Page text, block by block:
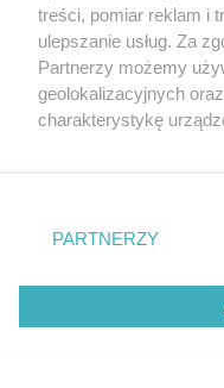
Żaden utwór zamieszczony
rozpowszechniany lub dalej
tym także elektroniczny lub
eksploatacji w jakiejkolwiek
treści, pomiar reklam i
ulepszanie usług. Za
Partnerzy możemy
geolokalizacyjnych
charakterystykę
zmienić/wycofać
znajdujący się w
rodzaje przetwarzania
użytkownika, ale masz
przetwarzaniu.
PARTNERZY